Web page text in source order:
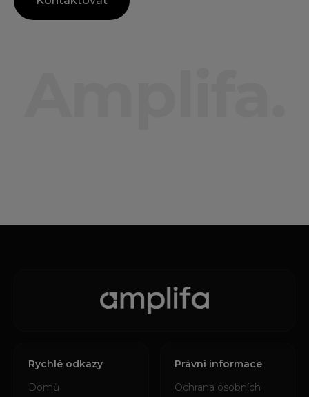
Rychlé odkazy
Domů
Právní informace
Ochrana osobních